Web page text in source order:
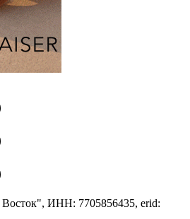
ИНН: 7705856435, erid: